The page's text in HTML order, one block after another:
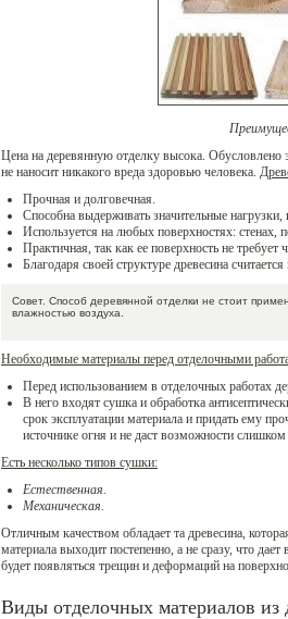
Цена на деревянную отделку высока. Обусловлено
не наносит никакого вреда здоровью человека.
Прочная и долговечная.
Способна выдерживать значительные
Используется на любых поверхностях: стенах,
Практичная, так как ее поверхность не требует
Благодаря своей структуре древесина
Совет. Способ деревянной отделки не стоит
влажностью воздуха.
Необходимые материалы перед отделочными
Перед использованием в отделочных работах
В него входят сушка и обработка
срок эксплуатации материала и придать ему
источнике огня и не даст возможности слишком
Есть несколько типов сушки:
Естественная.
Механическая.
Отличным качеством обладает та древесина,
материала выходит постепенно, а не сразу, что
будет появляться трещин и деформаций на
Виды отделочных материалов из